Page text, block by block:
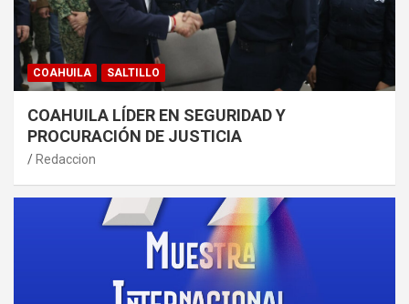
COAHUILA SALTILLO
COAHUILA LÍDER EN SEGURIDAD Y
PROCURACIÓN DE JUSTICIA
Redaccion